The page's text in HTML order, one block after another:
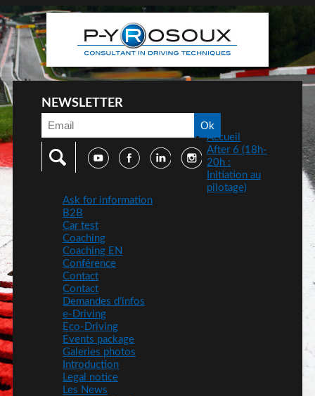
NEWSLETTER
Accueil
After 6 (18h-
20h :
Initiation au
pilotage)
Ask for information
B2B
Car test
Coaching
Coaching EN
Conférence
Contact
Contact
Demandes d’infos
e-Driving
Eco-Driving
Events package
Galeries photos
Introduction
Legal notice
Les News